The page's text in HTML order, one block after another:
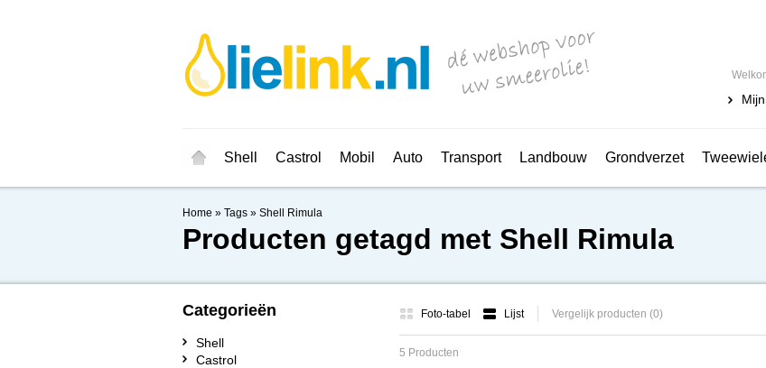
Shell Castrol Mobil Auto Transport Landbouw Grondverzet
Home » Tags » Shell Rimula
Producten getagd met Shell Rimula
Foto-tabel Lijst Vergelijk producten (0)
5 Producten
Categorieën
Shell
Castrol